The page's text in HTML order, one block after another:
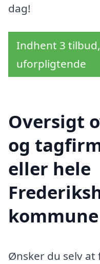
dag!
Indhent 3
uforpligtende
Oversigt
og
eller hele
kommune
Ønsker du selv at